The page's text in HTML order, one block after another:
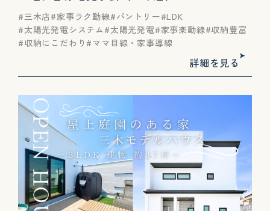
三木店 家事ラク動線 パントリー LDK
太陽光発電システム
太陽光発電 家事楽動線 収納豊富
収納にこだわり
ママ目線・家事導線
詳細を見る